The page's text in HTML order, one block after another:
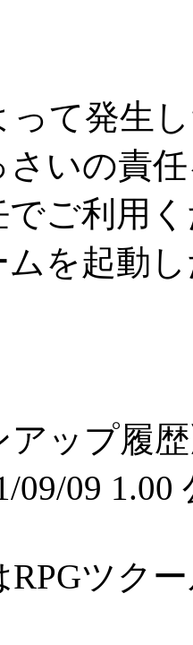
って発生
責任を
ご利用
動した
アップ履
1.00
RPGツク